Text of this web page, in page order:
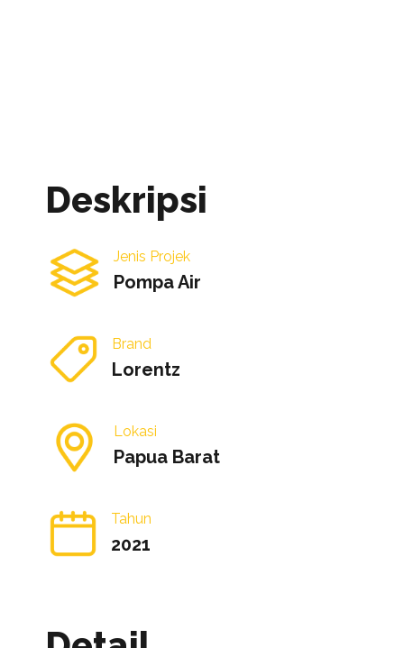
Deskripsi
Jenis Projek
Pompa Air
Brand
Lorentz
Lokasi
Papua Barat
Tahun
2021